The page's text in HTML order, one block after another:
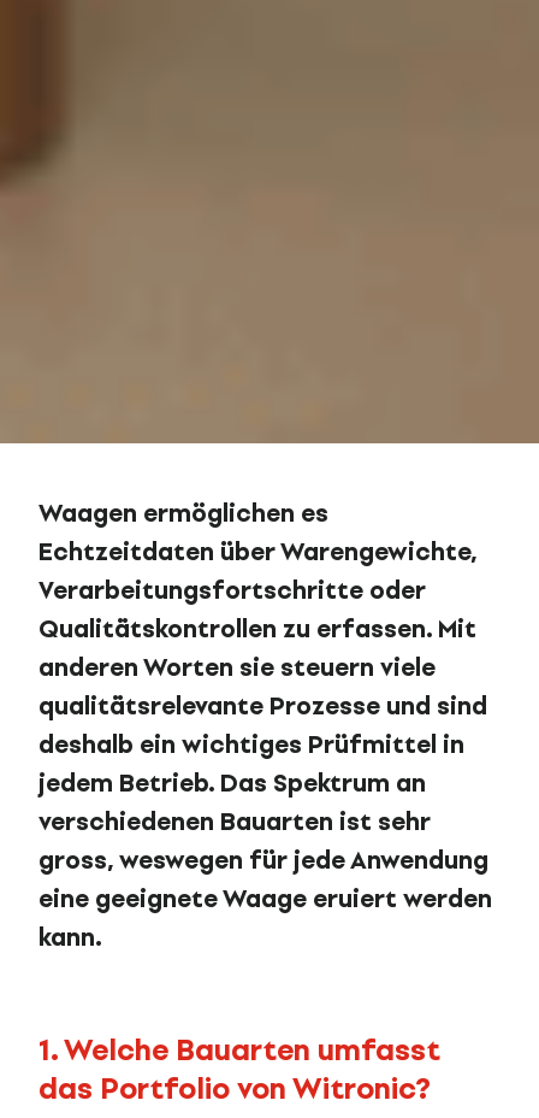
Waagen ermöglichen es
Echtzeitdaten über Warengewichte,
Verarbeitungsfortschritte oder
Qualitätskontrollen zu erfassen. Mit
anderen Worten sie steuern viele
qualitätsrelevante Prozesse und sind
deshalb ein wichtiges Prüfmittel in
jedem Betrieb. Das Spektrum an
verschiedenen Bauarten ist sehr
gross, weswegen für jede Anwendung
eine geeignete Waage eruiert werden
kann.
1. Welche Bauarten umfasst
das Portfolio von Witronic?